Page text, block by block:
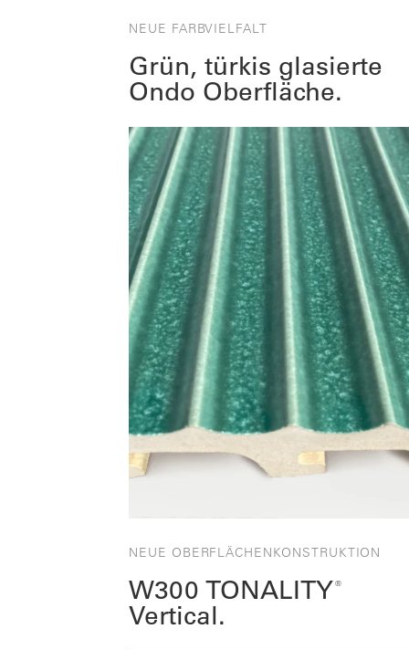
NEUE FARBVIELFALT
Grün, türkis glasierte
Ondo Oberfläche.
NEUE OBERFLÄCHENKONSTRUKTION
W300 TONALITY®
Vertical.